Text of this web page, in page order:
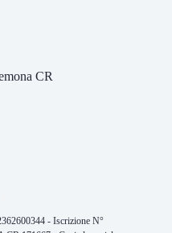
CR
- Iscrizione N°